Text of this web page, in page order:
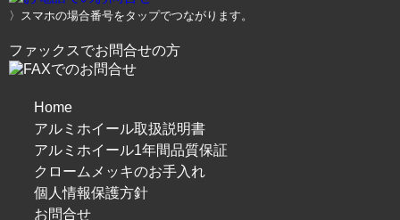
〉スマホの場合番号をタップでつながります。
ファックスでお問合せの方
Home
アルミホイール取扱説明書
アルミホイール1年間品質保証
クロームメッキのお手入れ
個人情報保護方針
お問合せ